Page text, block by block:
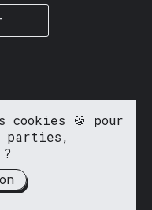
cookies 🍪 pour
parties,